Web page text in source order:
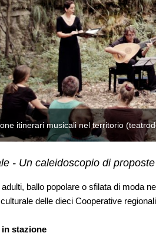
itinerari musicali nel territorio
- Un caleidoscopio di proposte
ballo popolare o sfilata di moda
delle dieci Cooperative
in stazione